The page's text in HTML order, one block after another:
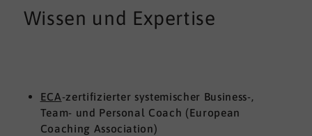
Wissen und Expertise
ECA-zertifizierter systemischer Business-,
Team- und Personal Coach (European
Coaching Association)